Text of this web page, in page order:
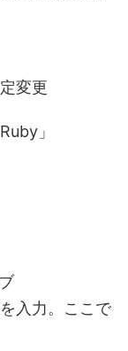
変更
」
入力。ここで